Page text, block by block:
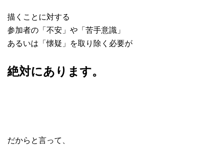
描くことに対する
参加者の「不安」や「苦手意識」
あるいは「懐疑」を取り除く必要が
絶対にあります。
だからと言って、